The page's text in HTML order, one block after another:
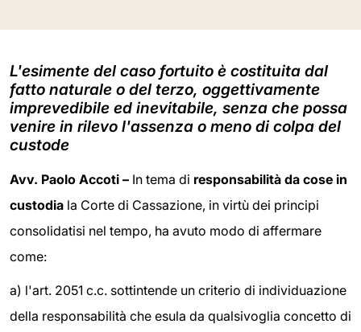
L'esimente del caso fortuito è costituita dal
fatto naturale o del terzo, oggettivamente
imprevedibile ed inevitabile, senza che possa
venire in rilevo l'assenza o meno di colpa del
custode
Avv. Paolo Accoti – In tema di responsabilità da cose in
custodia la Corte di Cassazione, in virtù dei principi
consolidatisi nel tempo, ha avuto modo di affermare
come:
a) l'art. 2051 c.c. sottintende un criterio di individuazione
della responsabilità che esula da qualsivoglia concetto di